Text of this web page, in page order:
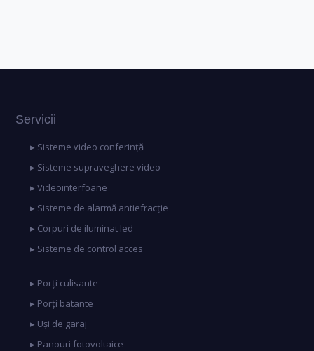
Servicii
▸ Sisteme video conferință
▸ Sisteme supraveghere video
▸ Videointerfoane
▸ Sisteme de alarmă antiefracție
▸ Corpuri de iluminat led
▸ Sisteme de control acces
▸ Porți culisante
▸ Porți batante
▸ Uși de garaj
▸ Panouri fotovoltaice